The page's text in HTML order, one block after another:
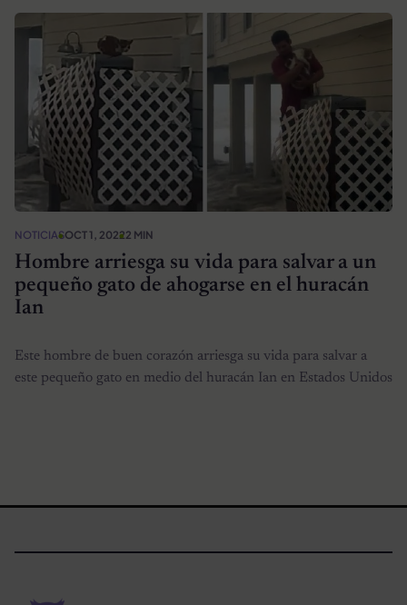
NOTICIASOCT 1, 20222 MIN
Hombre arriesga su vida para salvar a un
pequeño gato de ahogarse en el huracán
Ian
Este hombre de buen corazón arriesga su vida para salvar a
este pequeño gato en medio del huracán Ian en Estados Unidos